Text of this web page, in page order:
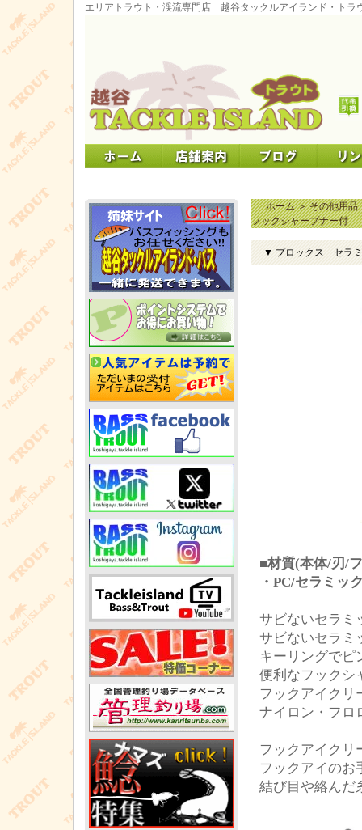
エリアトラウト・渓流専門店 越谷タックルアイランド・トラ
ホーム＞その他用品
フックシャープナー付
▼ プロックス セラミ
■材質(本体/刃/
・PC/セラミッ
サビないセラミ
サビないセラミ
キーリングでピ
便利なフックシ
フックアイクリ
ナイロン・フロ
フックアイクリ
フックアイのお
結び目や絡んだ